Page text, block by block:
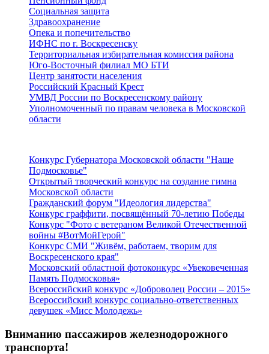
Социальная защита
Здравоохранение
Опека и попечительство
ИФНС по г. Воскресенску
Территориальная избирательная комиссия района
Юго-Восточный филиал МО БТИ
Центр занятости населения
Российский Красный Крест
УМВД России по Воскресенскому району
Уполномоченный по правам человека в Московской
области
Конкурс Губернатора Московской области "Наше
Подмосковье"
Открытый творческий конкурс на создание гимна
Московской области
Гражданский форум "Идеология лидерства"
Конкурс граффити, посвящённый 70-летию Победы
Конкурс "Фото с ветераном Великой Отечественной
войны #ВотМойГерой"
Конкурс СМИ "Живём, работаем, творим для
Воскресенского края"
Московский областной фотоконкурс «Увековеченная
Память Подмосковья»
Всероссийский конкурс «Доброволец России – 2015»
Всероссийский конкурс социально-ответственных
девушек «Мисс Молодежь»
Вниманию пассажиров железнодорожного
транспорта!